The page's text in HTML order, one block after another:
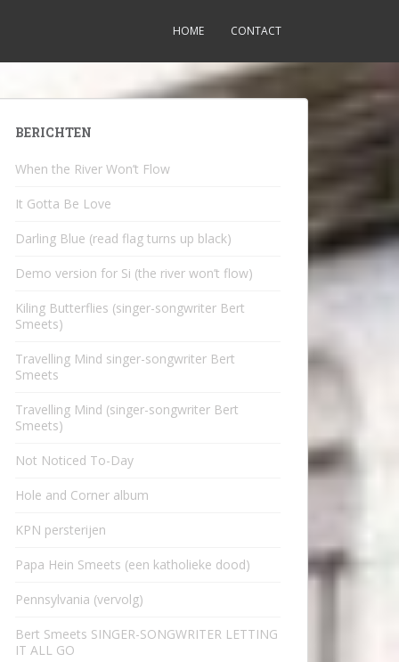
HOME CONTACT
BERICHTEN
When the River Won’t Flow
It Gotta Be Love
Darling Blue (read flag turns up black)
Demo version for Si (the river won’t flow)
Kiling Butterflies (singer-songwriter Bert
Smeets)
Travelling Mind singer-songwriter Bert
Smeets
Travelling Mind (singer-songwriter Bert
Smeets)
Not Noticed To-Day
Hole and Corner album
KPN persterijen
Papa Hein Smeets (een katholieke dood)
Pennsylvania (vervolg)
Bert Smeets SINGER-SONGWRITER LETTING
IT ALL GO